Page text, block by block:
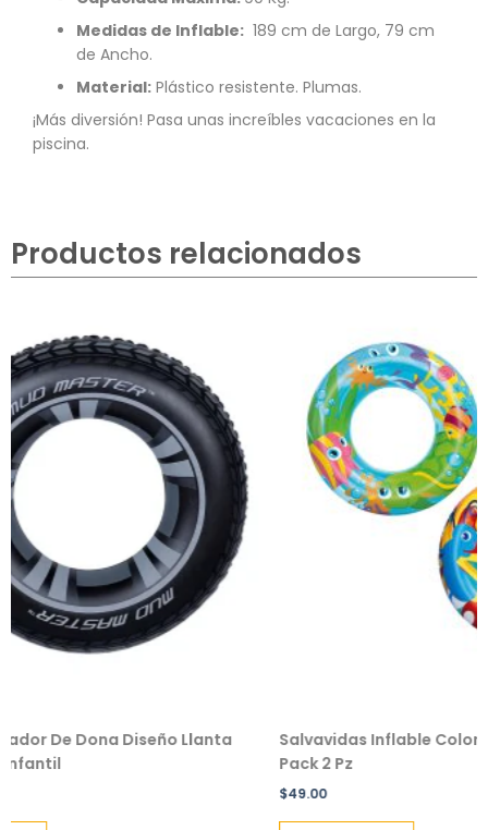
Medidas de Inflable: 189 cm de Largo, 79 cm
de Ancho.
Material: Plástico resistente. Plumas.
¡Más diversión! Pasa unas increíbles vacaciones en la
piscina.
Productos relacionados
Diseño Llanta
Salvavidas Inflable Colores Para Niño/